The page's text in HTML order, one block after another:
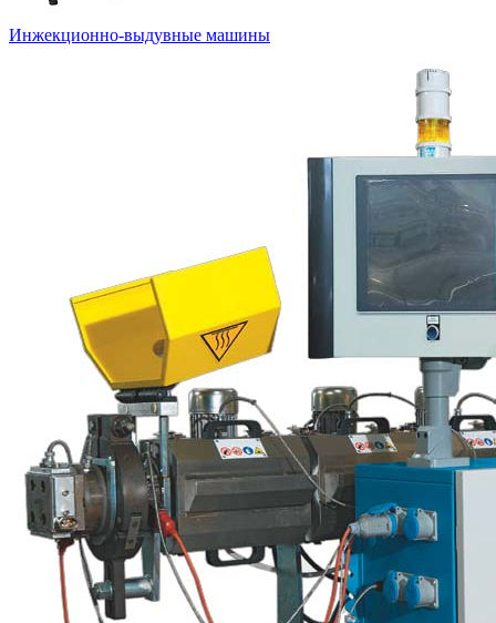
Инжекционно-выдувные машины